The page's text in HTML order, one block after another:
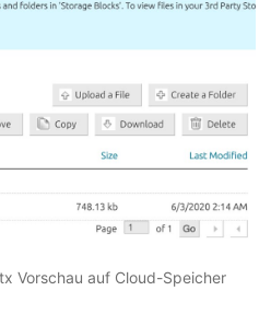
Vorschau auf Cloud-Speicher